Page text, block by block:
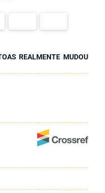
REALMENTE MUDOU